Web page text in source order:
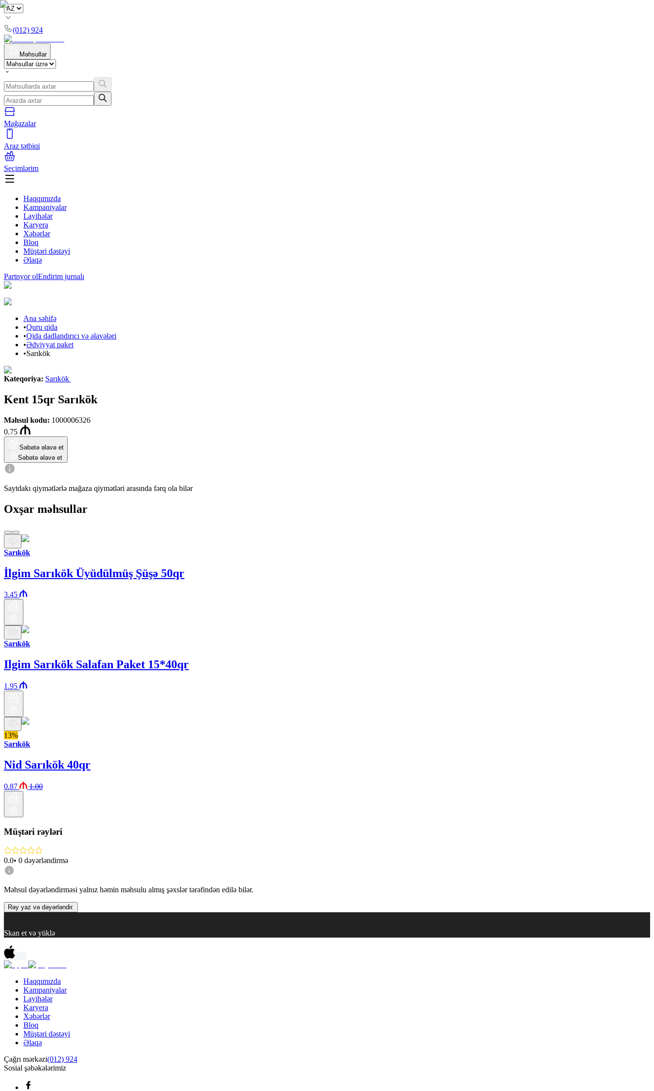
(012) 924
Məhsullar
Mağazalar
Araz tətbiqi
Seçimlərim
Haqqımızda
Kampaniyalar
Layihələr
Karyera
Xəbərlər
Bloq
Müştəri dəstəyi
Əlaqə
Partnyor olEndirim jurnalı
Ana səhifə
•Quru qida
•Qida dadlandırıcı və əlavələri
•Ədviyyat paket
•Sarıkök
Kateqoriya: Sarıkök
Kent 15qr Sarıkök
Məhsul kodu: 1000006326
0.75
Səbətə əlavə et
Səbətə əlavə et
Saytdakı qiymətlərlə mağaza qiymətləri arasında fərq ola bilər
Oxşar məhsullar
Sarıkök
İlgim Sarıkök Üyüdülmüş Şüşə 50qr
3.45
Sarıkök
Ilgim Sarıkök Salafan Paket 15*40qr
1.95
13%
Sarıkök
Nid Sarıkök 40qr
0.87 1.00
Müştəri rəyləri
0.0• 0 dəyərləndirmə
Məhsul dəyərləndirməsi yalnız həmin məhsulu almış şəxslər tərəfindən edilə bilər.
Rəy yaz və dəyərləndir.
Skan et və yüklə
Haqqımızda
Kampaniyalar
Layihələr
Karyera
Xəbərlər
Bloq
Müştəri dəstəyi
Əlaqə
Çağrı mərkəzi(012) 924
Sosial şəbəkələrimiz